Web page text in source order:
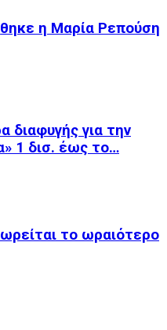
η Μαρία Ρεπούση
διαφυγής για την
1 δισ. έως το…
το ωραιότερο